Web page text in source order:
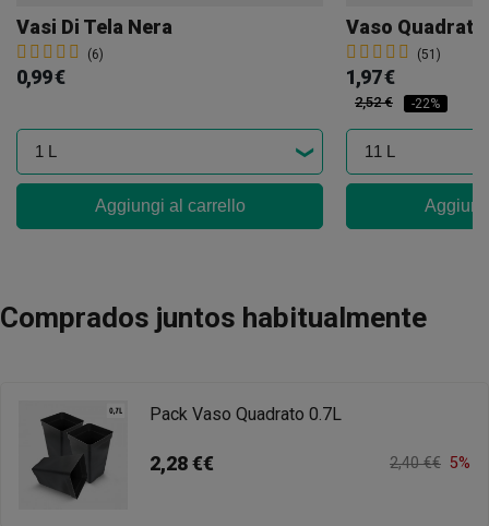
Vasi Di Tela Nera
(6)
0,99 €
Aggiungi al carrello
Vaso
(51)
1,97 €
2,52 € -22%
Comprados juntos habitualmente
Pack Vaso Quadrato 0.7L
2,28 €€ 2,40 €€ 5%